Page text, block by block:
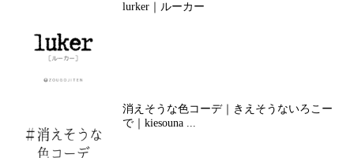
lurker｜ルーカー
消えそうな色コーデ｜きえそうないろこー
で｜kiesouna ...